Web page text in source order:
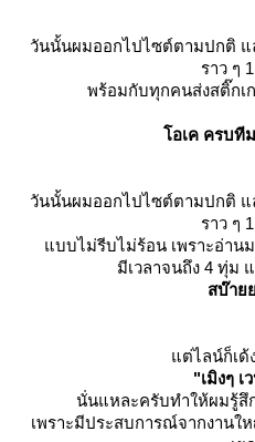
วันนั้นผมออกไปไซต์ตามปกติ
ราว ๆ
พร้อมกับทุกคนส่งสติ๊กเ
อเค ครบที
วันนั้นผมออกไปไซต์ตามปกติ
ราว ๆ
บบไม่รีบไม่ร้อน เพราะอ่าน
มีเวลาจนถึง 4 ทุ่ม
ส
ต่ไลน์ก็เด้
"เมิงๆ เ
นั่นแหละครับทำให้ผมรู้สึ
เพราะมีประสบการณ์จากงานใ